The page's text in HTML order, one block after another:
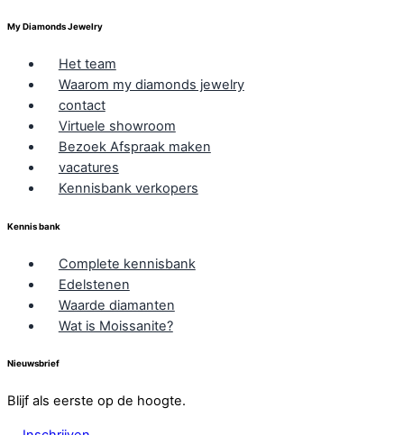
My Diamonds Jewelry
Het team
Waarom my diamonds jewelry
contact
Virtuele showroom
Bezoek Afspraak maken
vacatures
Kennisbank verkopers
Kennis bank
Complete kennisbank
Edelstenen
Waarde diamanten
Wat is Moissanite?
Nieuwsbrief
Blijf als eerste op de hoogte.